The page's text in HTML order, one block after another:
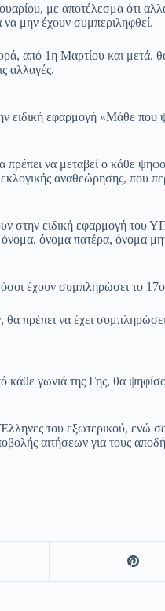
με αποτέλεσμα ότι
μην έχουν συμπεριληφθεί.
από 1η Μαρτίου και μετά,
αλλαγές.
εφαρμογή «Μάθε που
να μεταβεί ο κάθε
αναθεώρησης, που
στην ειδική εφαρμογή του
όνομα πατέρα, όνομα
έχουν συμπληρώσει το 17ο
πρέπει να έχει
κάθε γωνιά της Γης, θα
του εξωτερικού, ενώ
αιτήσεων για τους